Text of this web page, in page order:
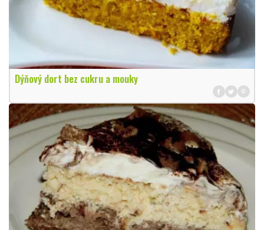
Dýňový dort bez cukru a mouky